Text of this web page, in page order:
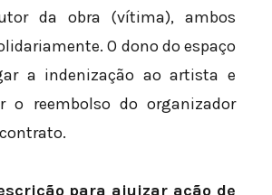
da obra (vítima), ambos
O dono do espaço
a indenização ao artista e
o reembolso do organizador
para ajuizar ação de